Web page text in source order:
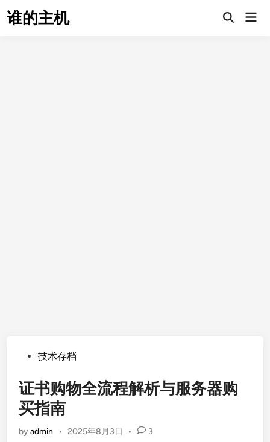
to谁的主机
Open
Posted技术存档
证书购物全流程解析与服务器购
买指南
byadmin • 2025年8月3日 • 3